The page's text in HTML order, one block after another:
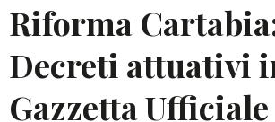
Riforma
Decreti attuativi
Gazzetta Ufficiale